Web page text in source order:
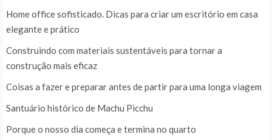
Home office sofisticado. Dicas para criar um escritório em casa
elegante e prático
Construindo com materiais sustentáveis para tornar a
construção mais eficaz
Coisas a fazer e preparar antes de partir para uma longa viagem
Santuário histórico de Machu Picchu
Porque o nosso dia começa e termina no quarto